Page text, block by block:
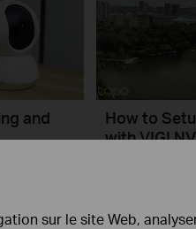
and
How to
with VIGI
sur le site Web,